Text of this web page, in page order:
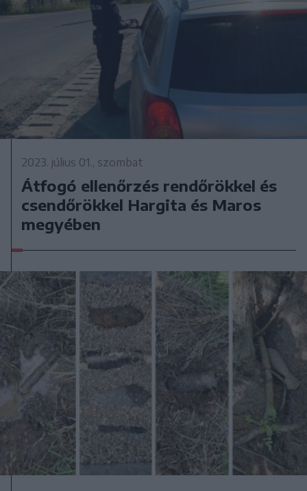
2023. július 01., szombat
Átfogó ellenőrzés rendőrökkel és
csendőrökkel Hargita és Maros
megyében